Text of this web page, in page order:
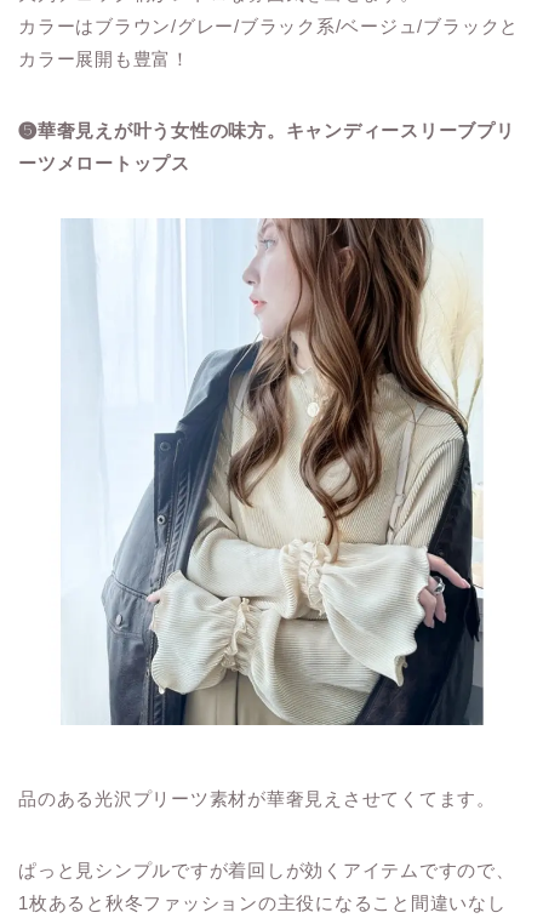
カラーはブラウン/グレー/ブラック系/ベージュ/ブラックと
カラー展開も豊富！
❺華奢見えが叶う女性の味方。キャンディースリーブプリ
ーツメロートップス
品のある光沢プリーツ素材が華奢見えさせてくてます。
ぱっと見シンプルですが着回しが効くアイテムですので、
1枚あると秋冬ファッションの主役になること間違いなし